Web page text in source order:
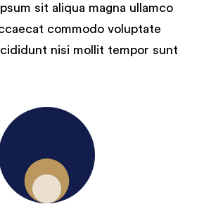
sit aliqua magna ullamco
commodo voluptate
nisi mollit tempor sunt